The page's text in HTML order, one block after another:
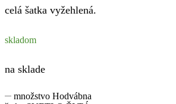
celá šatka vyžehlená.
skladom
na sklade
množstvo Hodvábna